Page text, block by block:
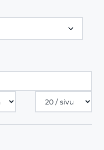
Tuotteita
sivulla